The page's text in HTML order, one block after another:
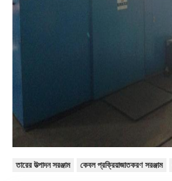
তারের উত্পাদন সরঞ্জাম কেবল প্রক্রিয়াজাতকরণ সরঞ্জাম